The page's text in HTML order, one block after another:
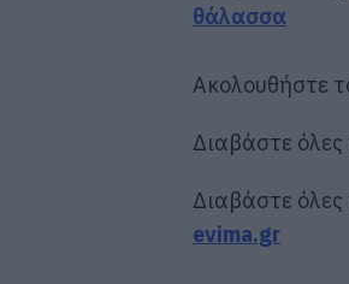
θάλασσα
Ακολουθήστε
Διαβάστε όλες
Διαβάστε όλες
evima.gr